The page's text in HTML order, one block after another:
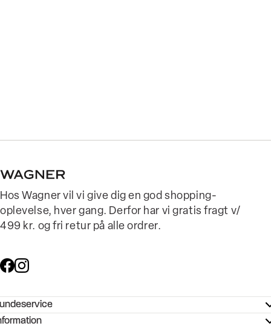
Hos Wagner vil vi give dig en god shopping-
oplevelse, hver gang. Derfor har vi gratis fragt v/
499 kr. og fri retur på alle ordrer.
- Hjælpecenter